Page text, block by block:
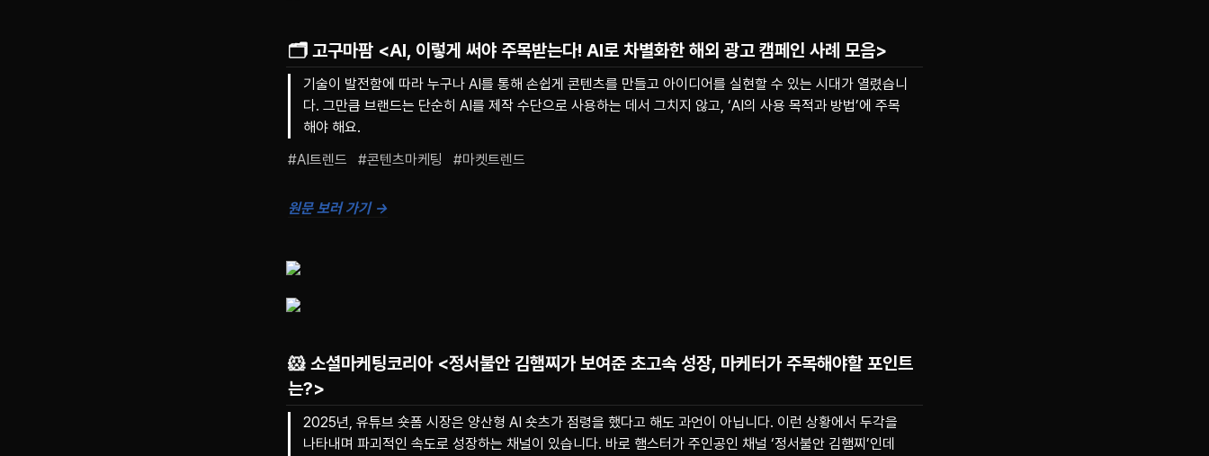
🗂️ 고구마팜 <AI, 이렇게 써야 주목받는다! AI로 차별화한 해외 광고 캠페인 사례 모음>
기술이 발전함에 따라 누구나 AI를 통해 손쉽게 콘텐츠를 만들고 아이디어를 실현할 수 있는 시대가 열렸습니
다. 그만큼 브랜드는 단순히 AI를 제작 수단으로 사용하는 데서 그치지 않고, ‘AI의 사용 목적과 방법’에 주목
해야 해요.
#AI트렌드   #콘텐츠마케팅   #마켓트렌드
원문 보러 가기 →
🐹 소셜마케팅코리아<정서불안 김햄찌가 보여준 초고속 성장, 마케터가 주목해야할 포인트
는?>
2025년, 유튜브 숏폼 시장은 양산형 AI 숏츠가 점령을 했다고 해도 과언이 아닙니다. 이런 상황에서 두각을
나타내며 파괴적인 속도로 성장하는 채널이 있습니다. 바로 햄스터가 주인공인 채널 ‘정서불안 김햄찌’인데